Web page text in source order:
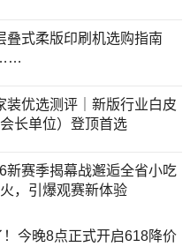
叠式柔版印刷机选购指南
……
装优选测评｜新版行业白皮
长单位）登顶首选
新赛季揭幕战邂逅全省小吃
，引爆观赛新体验
今晚8点正式开启618降价